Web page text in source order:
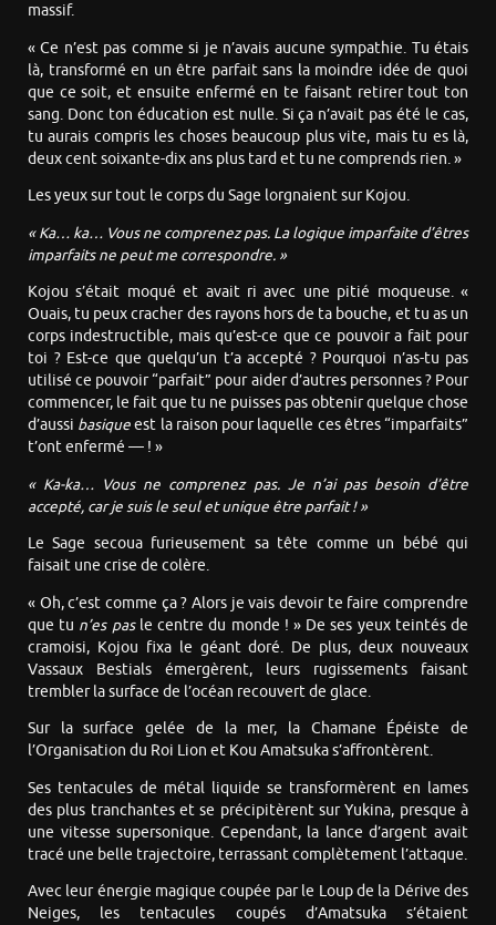
massif.
« Ce n’est pas comme si je n’avais aucune sympathie. Tu étais
là, transformé en un être parfait sans la moindre idée de quoi
que ce soit, et ensuite enfermé en te faisant retirer tout ton
sang. Donc ton éducation est nulle. Si ça n’avait pas été le cas,
tu aurais compris les choses beaucoup plus vite, mais tu es là,
deux cent soixante-dix ans plus tard et tu ne comprends rien. »
Les yeux sur tout le corps du Sage lorgnaient sur Kojou.
« Ka… ka… Vous ne comprenez pas. La logique imparfaite d’êtres
imparfaits ne peut me correspondre. »
Kojou s’était moqué et avait ri avec une pitié moqueuse. «
Ouais, tu peux cracher des rayons hors de ta bouche, et tu as un
corps indestructible, mais qu’est-ce que ce pouvoir a fait pour
toi ? Est-ce que quelqu’un t’a accepté ? Pourquoi n’as-tu pas
utilisé ce pouvoir “parfait” pour aider d’autres personnes ? Pour
commencer, le fait que tu ne puisses pas obtenir quelque chose
d’aussi basiqueest la raison pour laquelle ces êtres “imparfaits”
t’ont enfermé — ! »
« Ka-ka… Vous ne comprenez pas. Je n’ai pas besoin d’être
accepté, car je suis le seul et unique être parfait ! »
Le Sage secoua furieusement sa tête comme un bébé qui
faisait une crise de colère.
« Oh, c’est comme ça ? Alors je vais devoir te faire comprendre
que tu n’es pas le centre du monde ! » De ses yeux teintés de
cramoisi, Kojou fixa le géant doré. De plus, deux nouveaux
Vassaux Bestials émergèrent, leurs rugissements faisant
trembler la surface de l’océan recouvert de glace.
Sur la surface gelée de la mer, la Chamane Épéiste de
l’Organisation du Roi Lion et Kou Amatsuka s’affrontèrent.
Ses tentacules de métal liquide se transformèrent en lames
des plus tranchantes et se précipitèrent sur Yukina, presque à
une vitesse supersonique. Cependant, la lance d’argent avait
tracé une belle trajectoire, terrassant complètement l’attaque.
Avec leur énergie magique coupée par le Loup de la Dérive des
Neiges, les tentacules coupés d’Amatsuka s’étaient